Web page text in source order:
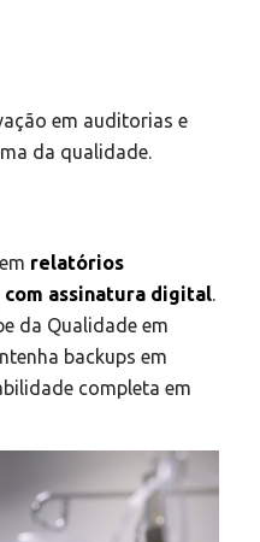
em auditorias e
da qualidade.
relatórios
assinatura digital.
da Qualidade em
backups em
completa em